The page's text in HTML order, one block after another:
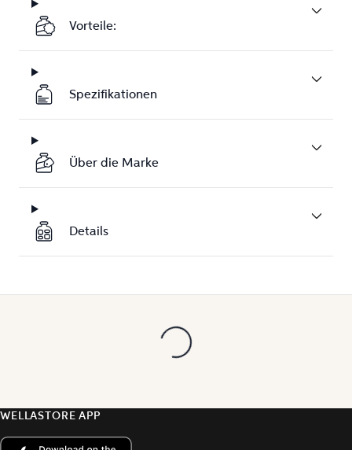
Vorteile:
Spezifikationen
Über die Marke
Details
WELLASTORE APP